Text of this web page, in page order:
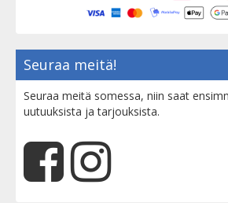
Seuraa meitä!
Seuraa meitä somessa, niin saat
uutuuksista ja tarjouksista.